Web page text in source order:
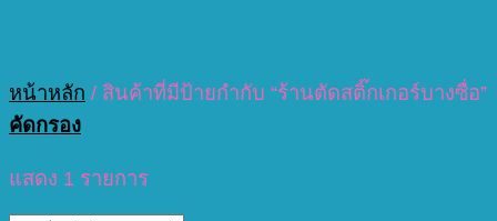
หน้าหลัก / สินค้าที่มีป้ายกำกับ “ร้านตัดสติ๊กเกอร์บางซื่อ”
คัดกรอง
แสดง 1 รายการ